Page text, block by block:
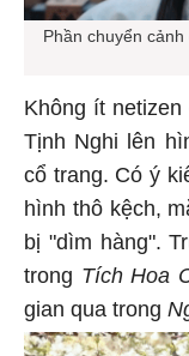
Phần chuyển
Không ít
Tịnh Nghi lên
cổ trang. Có ý
hình thô kệch,
bị "dìm hàng".
trong Tích Hoa
gian qua trong